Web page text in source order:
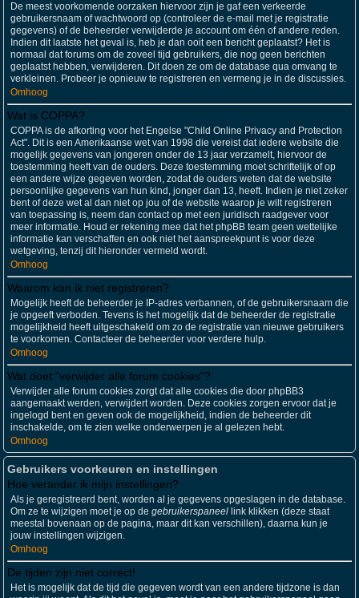
De meest voorkomende oorzaken hiervoor zijn je gaf een verkeerde
gebruikersnaam of wachtwoord op (controleer de e-mail met je registratie
gegevens) of de beheerder verwijderde je account om één of andere reden.
Indien dit laatste het geval is, heb je dan ooit een bericht geplaatst? Het is
normaal dat forums om de zoveel tijd gebruikers, die nog geen berichten
geplaatst hebben, verwijderen. Dit doen ze om de database qua omvang te
verkleinen. Probeer je opnieuw te registreren en vermeng je in de discussies.
Omhoog
Wat is COPPA?
COPPA is de afkorting voor het Engelse "Child Online Privacy and Protection
Act". Dit is een Amerikaanse wet van 1998 die vereist dat iedere website die
mogelijk gegevens van jongeren onder de 13 jaar verzamelt, hiervoor de
toestemming heeft van de ouders. Deze toestemming moet schriftelijk of op
een andere wijze gegeven worden, zodat de ouders weten dat de website
persoonlijke gegevens van hun kind, jonger dan 13, heeft. Indien je niet zeker
bent of deze wet al dan niet op jou of de website waarop je wilt registreren
van toepassing is, neem dan contact op met een juridisch raadgever voor
meer informatie. Houd er rekening mee dat het phpBB team geen wettelijke
informatie kan verschaffen en ook niet het aanspreekpunt is voor deze
wetgeving, tenzij dit hieronder vermeld wordt.
Omhoog
Waarom kan ik niet registreren?
Mogelijk heeft de beheerder je IP-adres verbannen, of de gebruikersnaam die
je opgeeft verboden. Tevens is het mogelijk dat de beheerder de registratie
mogelijkheid heeft uitgeschakeld om zo de registratie van nieuwe gebruikers
te voorkomen. Contacteer de beheerder voor verdere hulp.
Omhoog
Wat doet "verwijder alle forum cookies"?
Verwijder alle forum cookies zorgt dat alle cookies die door phpBB3
aangemaakt werden, verwijdert worden. Deze cookies zorgen ervoor dat je
ingelogd bent en geven ook de mogelijkheid, indien de beheerder dit
inschakelde, om te zien welke onderwerpen je al gelezen hebt.
Omhoog
Gebruikers voorkeuren en instellingen
Hoe verander ik mijn instellingen?
Als je geregistreerd bent, worden al je gegevens opgeslagen in de database.
Om ze te wijzigen moet je op de gebruikerspaneel link klikken (deze staat
meestal bovenaan op de pagina, maar dit kan verschillen), daarna kun je
jouw instellingen wijzigen.
Omhoog
De tijden zijn niet correct!
Het is mogelijk dat de tijd die gegeven wordt van een andere tijdzone is dan